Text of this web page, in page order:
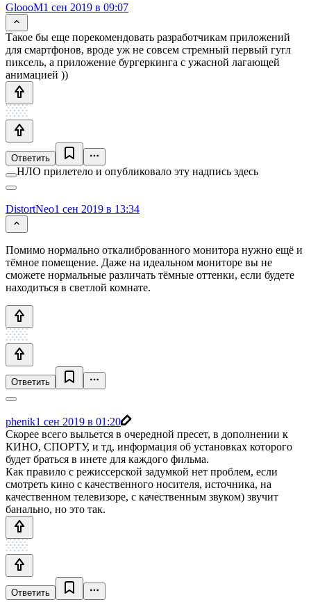
GloooM1 сен 2019 в 09:07
Такое бы еще порекомендовать разработчикам приложений
для смартфонов, вроде уж не совсем стремный первый гугл
пиксель, а приложение бургеркинга с ужасной лагающей
анимацией ))
Ответить
НЛО прилетело и опубликовало эту надпись здесь
DistortNeo1 сен 2019 в 13:34
Помимо нормально откалиброванного монитора нужно ещё и
тёмное помещение. Даже на идеальном мониторе вы не
сможете нормальные различать тёмные оттенки, если будете
находиться в светлой комнате.
Ответить
phenik1 сен 2019 в 01:20
Скорее всего выльется в очередной пресет, в дополнении к
КИНО, СПОРТУ, и тд, информация об установках которого
будет браться в инете для каждого фильма.
Как правило с режиссерской задумкой нет проблем, если
смотреть кино с качественного носителя, источника, на
качественном телевизоре, с качественным звуком) звучит
банально, но это так.
Ответить